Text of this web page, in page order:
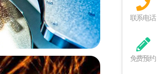
联系电话
免费预约